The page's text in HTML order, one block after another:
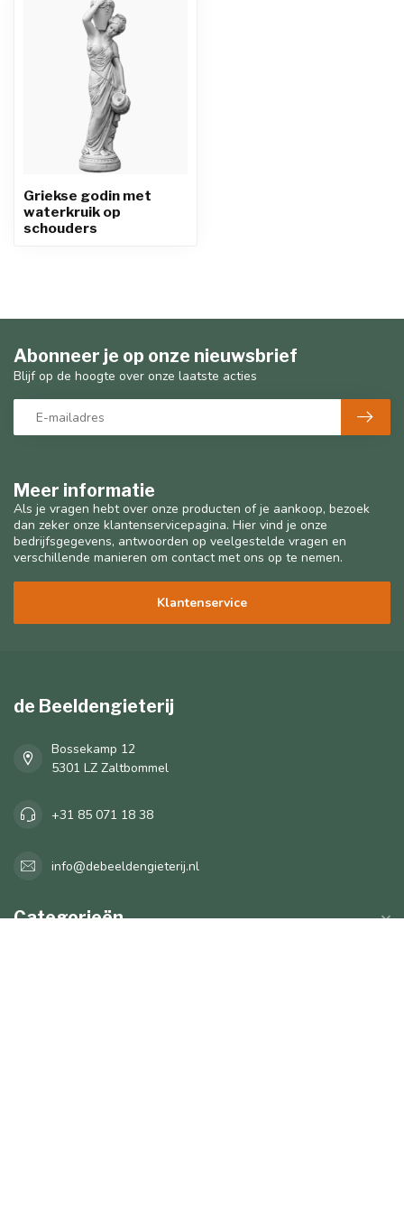
Griekse godin met
waterkruik op
schouders
Meer informatie
Als je vragen hebt over onze producten of je aankoop, bezoek
dan zeker onze klantenservicepagina. Hier vind je onze
bedrijfsgegevens, antwoorden op veelgestelde vragen en
verschillende manieren om contact met ons op te nemen.
Klantenservice
Abonneer je op onze nieuwsbrief
Blijf op de hoogte over onze laatste acties
de Beeldengieterij
Bossekamp 12
5301 LZ Zaltbommel
+31 85 071 18 38
info@debeeldengieterij.nl
Categorieën